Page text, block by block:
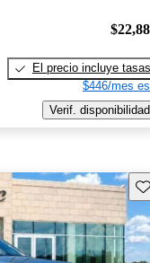
El precio incluye tasas
$446/mes
Verif. disponibilidad